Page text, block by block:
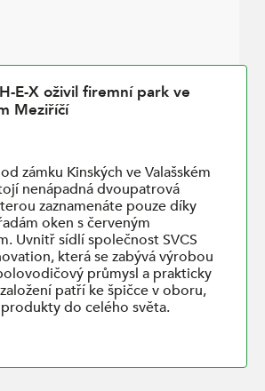
E-X oživil firemní park ve
Meziříčí
zámku Kinských ve Valašském
nenápadná dvoupatrová
zaznamenáte pouze díky
oken s červeným
Uvnitř sídlí společnost SVCS
která se zabývá výrobou
průmysl a prakticky
patří ke špičce v oboru,
do celého světa.